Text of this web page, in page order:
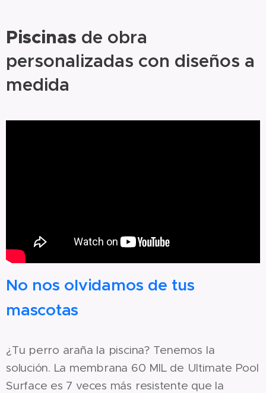
Piscinas de obra
personalizadas con diseños a
medida
No nos olvidamos de tus
mascotas
¿Tu perro araña la piscina? Tenemos la
solución. La membrana 60 MIL de Ultimate Pool
Surface es 7 veces más resistente que la